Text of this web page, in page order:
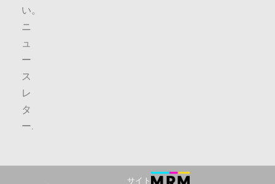
い。
ニ
ュ
ー
ス
レ
タ
ー.
サイト